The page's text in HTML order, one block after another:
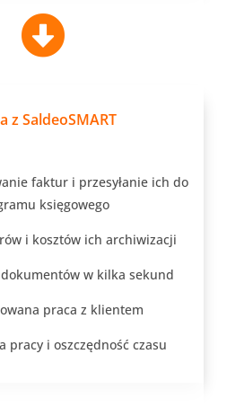

z SaldeoSMART
faktur i przesyłanie ich do
księgowego
i kosztów ich archiwizacji
w kilka sekund
praca z klientem
pracy i oszczędność czasu